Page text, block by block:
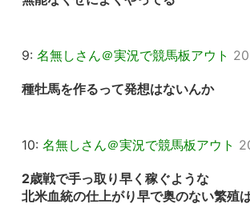
9: 名無しさん＠実況で競馬板アウト
種牡馬を作るって発想はないんか
10: 名無しさん＠実況で競馬板アウト
2歳戦で手っ取り早く稼ぐような
北米血統の仕上がり早で奥のない繁殖